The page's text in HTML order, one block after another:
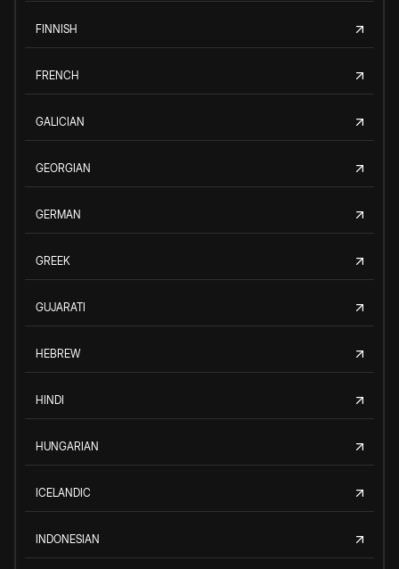
FINNISH
FRENCH
GALICIAN
GEORGIAN
GERMAN
GREEK
GUJARATI
HEBREW
HINDI
HUNGARIAN
ICELANDIC
INDONESIAN